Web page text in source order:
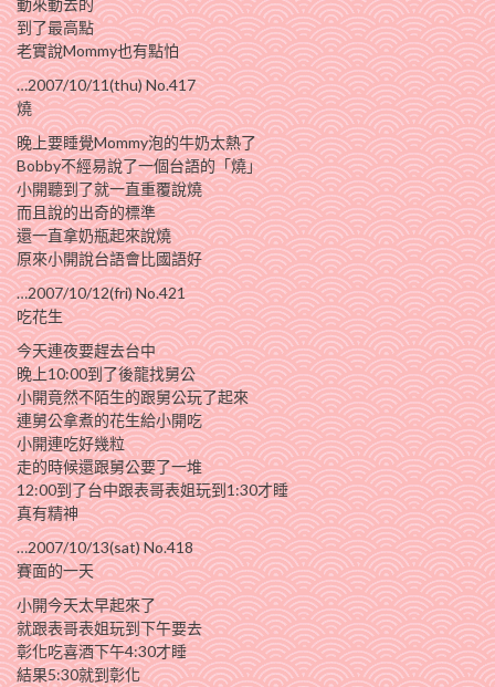
動來動去的
到了最高點
老實說Mommy也有點怕
…2007/10/11(thu) No.417
燒
晚上要睡覺Mommy泡的牛奶太熱了
Bobby不經易說了一個台語的「燒」
小開聽到了就一直重覆說燒
而且說的出奇的標準
還一直拿奶瓶起來說燒
原來小開說台語會比國語好
…2007/10/12(fri) No.421
吃花生
今天連夜要趕去台中
晚上10:00到了後龍找舅公
小開竟然不陌生的跟舅公玩了起來
連舅公拿煮的花生給小開吃
小開連吃好幾粒
走的時候還跟舅公要了一堆
12:00到了台中跟表哥表姐玩到1:30才睡
真有精神
…2007/10/13(sat) No.418
賽面的一天
小開今天太早起來了
就跟表哥表姐玩到下午要去
彰化吃喜酒下午4:30才睡
結果5:30就到彰化